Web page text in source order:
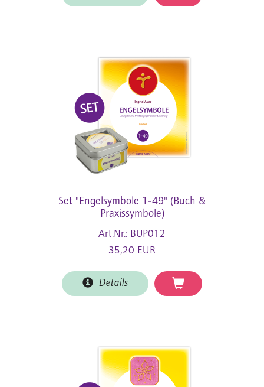
Set "Engelsymbole 1-49" (Buch &
Praxissymbole)
Art.Nr.: BUP012
35,20 EUR
Details